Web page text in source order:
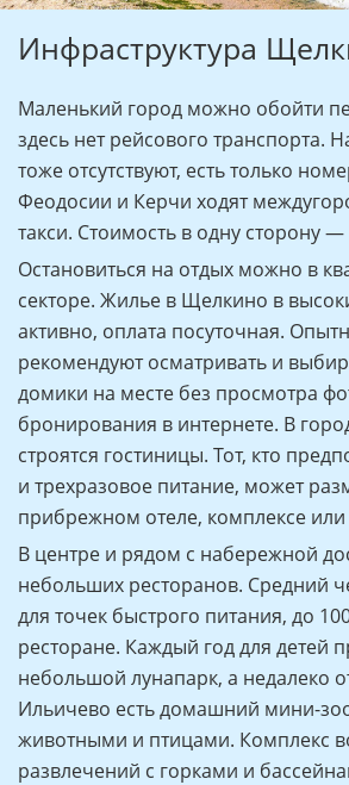
Инфраструктура
Маленький город можно обойти
здесь нет рейсового транспорта.
тоже отсутствуют, есть только
Феодосии и Керчи ходят
такси. Стоимость в одну сторону —
Остановиться на отдых можно в
секторе. Жилье в Щелкино в
активно, оплата посуточная.
рекомендуют осматривать и
домики на месте без просмотра
бронирования в интернете. В
строятся гостиницы. Тот, кто
и трехразовое питание, может
прибрежном отеле, комплексе или
В центре и рядом с набережной
небольших ресторанов. Средний
для точек быстрого питания, до
ресторане. Каждый год для детей
небольшой лунапарк, а недалеко
Ильичево есть домашний мини-
животными и птицами. Комплекс
развлечений с горками и